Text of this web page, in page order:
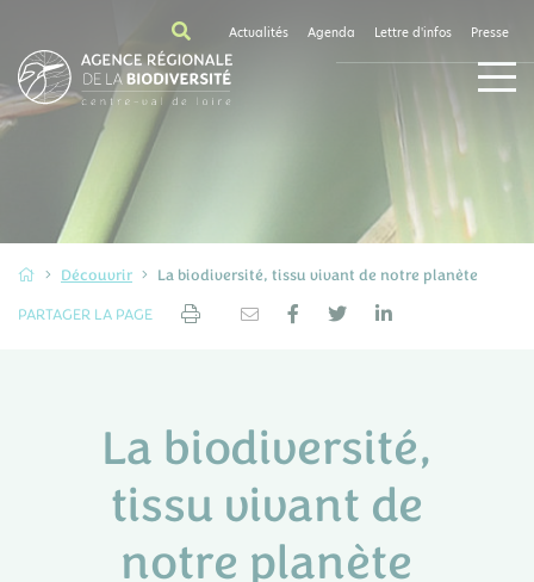
Actualités Agenda Lettre d'infos Presse
Découvrir
La biodiversité, tissu vivant de notre planète
PARTAGER LA PAGE
La biodiversité,
tissu vivant de
notre planète